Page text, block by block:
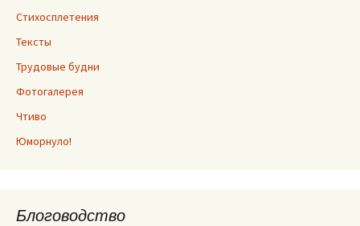
Стихосплетения
Тексты
Трудовые будни
Фотогалерея
Чтиво
Юморнуло!
Блоговодство